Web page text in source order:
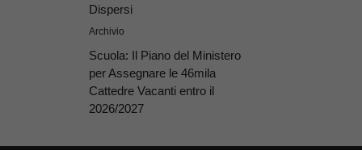
Dispersi
Archivio
Scuola: Il Piano del Ministero
per Assegnare le 46mila
Cattedre Vacanti entro il
2026/2027